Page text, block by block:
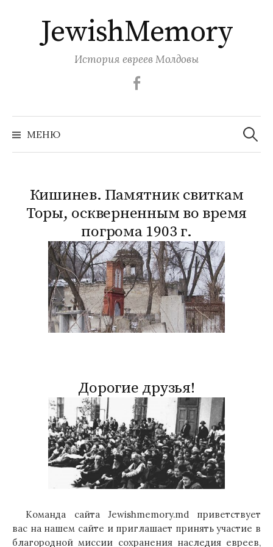
содержимому
JewishMemory
История евреев Молдовы
МЕНЮ Найти:
Кишинев. Памятник свиткам
Торы, оскверненным во время
погрома 1903 г.
Дорогие друзья!
Команда сайта Jewishmemory.md приветствует
вас на нашем сайте и приглашает принять участие в
благородной миссии сохранения наследия евреев,